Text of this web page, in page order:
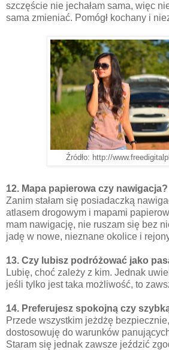
szczęście nie jechałam sama, więc
sama zmieniać. Pomógł kochany i
Źródło: http://
12. Mapa papierowa czy nawigacja?
Zanim stałam się posiadaczką
atlasem drogowym i mapami
mam nawigację, nie ruszam się bez
jadę w nowe, nieznane okolice i
13. Czy lubisz podróżować jako
Lubię, choć zależy z kim. Jednak
jeśli tylko jest taka możliwość, to
14. Preferujesz spokojną czy
Przede wszystkim jeżdżę
dostosowuję do warunków
Staram się jednak zawsze jeździć